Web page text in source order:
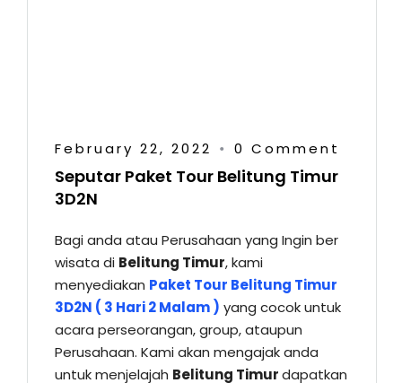
February 22, 2022 • 0 Comment
Seputar Paket Tour Belitung Timur
3D2N
Bagi anda atau Perusahaan yang Ingin ber
wisata di Belitung Timur, kami
menyediakan Paket Tour Belitung Timur
3D2N ( 3 Hari 2 Malam ) yang cocok untuk
acara perseorangan, group, ataupun
Perusahaan. Kami akan mengajak anda
untuk menjelajah Belitung Timurdapatkan